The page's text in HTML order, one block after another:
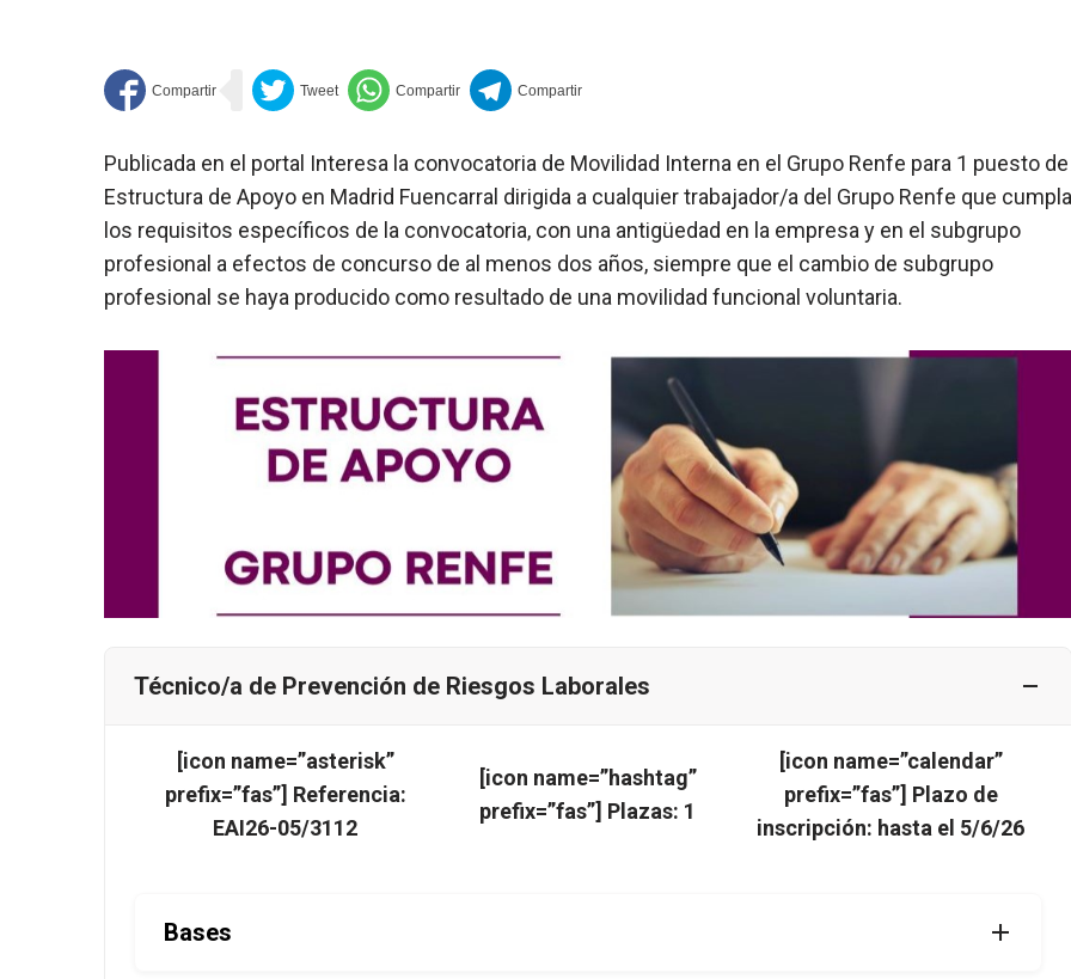
Publicada en el portal Interesa la convocatoria de Movilidad Interna en el Grupo Renfe para 1 puesto de
Estructura de Apoyo en Madrid Fuencarral dirigida a cualquier trabajador/a del Grupo Renfe que cumpla
los requisitos específicos de la convocatoria, con una antigüedad en la empresa y en el subgrupo
profesional a efectos de concurso de al menos dos años, siempre que el cambio de subgrupo
profesional se haya producido como resultado de una movilidad funcional voluntaria.
Técnico/a de Prevención de Riesgos Laborales
[icon name=”asterisk”
prefix=”fas”] Referencia:
EAI26-05/3112
[icon name=”hashtag”
prefix=”fas”] Plazas: 1
[icon name=”calendar”
prefix=”fas”] Plazo de
inscripción: hasta el 5/6/26
Bases